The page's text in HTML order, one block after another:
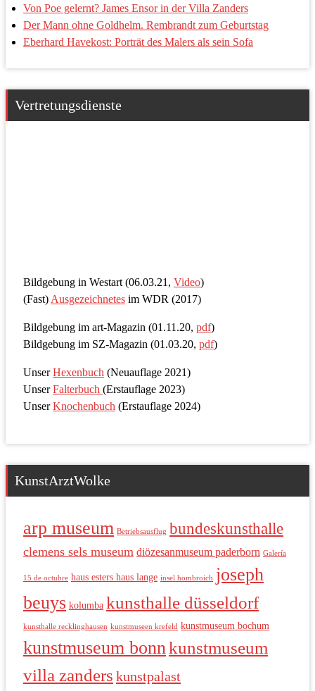
Von Poe gelernt? James Ensor in der Villa Zanders
Der Mann ohne Goldhelm. Rembrandt zum Geburtstag
Eberhard Havekost: Porträt des Malers als sein Sofa
Vertretungsdienste
Bildgebung in Westart (06.03.21, Video)
(Fast)Ausgezeichnetes im WDR (2017)
Bildgebung im art-Magazin (01.11.20, pdf)
Bildgebung im SZ-Magazin (01.03.20, pdf)
UnserHexenbuch (Neuauflage 2021)
UnserFalterbuch (Erstauflage 2023)
UnserKnochenbuch (Erstauflage 2024)
KunstArztWolke
arp museum Betriebsausflug bundeskunsthalle
clemens sels museum diözesanmuseum paderborn Galería
15 de octubre haus esters haus lange insel hombroich joseph
beuys kolumba kunsthalle düsseldorf
kunsthalle recklinghausen kunstmuseen krefeld kunstmuseum bochum
kunstmuseum bonnkunstmuseum
villa zanders kunstpalast